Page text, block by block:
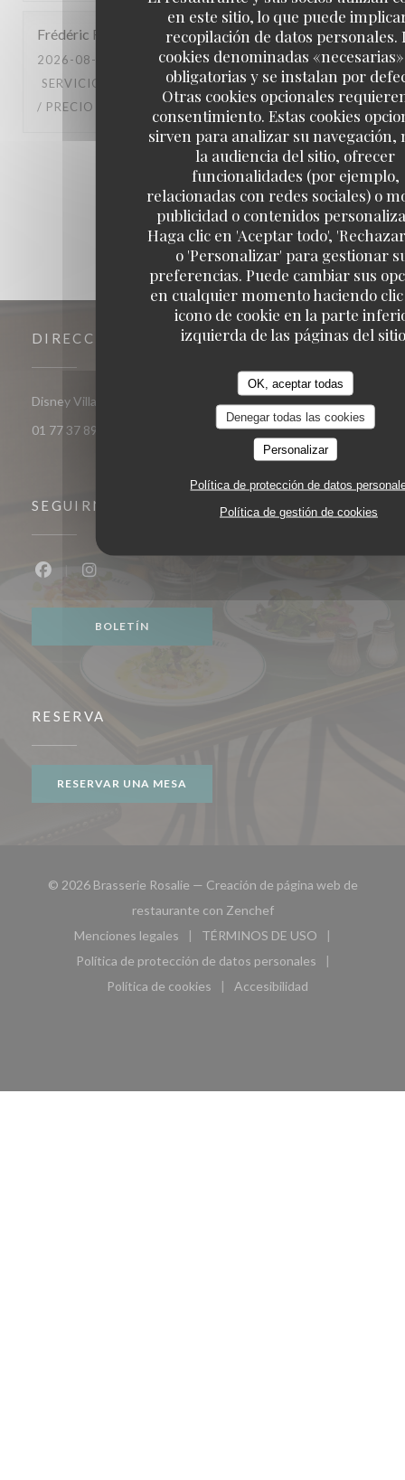
en este sitio, lo que puede
recopilación de datos personales.
cookies denominadas
obligatorias y se instalan por
Otras cookies opcionales
consentimiento. Estas cookies
sirven para analizar su navegación,
la audiencia del sitio, ofrecer
funcionalidades (por ejemplo,
relacionadas con redes sociales) o
publicidad o contenidos
Haga clic en 'Aceptar todo',
o 'Personalizar' para gestionar
preferencias. Puede cambiar sus
en cualquier momento haciendo
icono de cookie en la parte
izquierda de las páginas del
OK, aceptar todas
Denegar todas las cookies
Personalizar
Política de protección de datos
Política de gestión de cookies
Frédéric F
2026-08-04
- 11:30 - INVITADOS 2
SERVICIO
AMBIENTE: 5/5 MENÚ: 5/5 CALIDAD
/ PRECIO
2 3
DIRECCIÓN
Disney Village 77700 Chessy
((abre en una nueva ventana))
01 77 37 89 14
SEGUIRNOS
BOLETÍN
RESERVA
RESERVAR UNA MESA
© 2026 Brasserie Rosalie — Creación de página web de
restaurante con Zenchef((abre en una nueva
Menciones legales
((abre en una nueva ventana))
TÉRMINOS DE USO
((abre en una nueva
Política de protección de datos personales
((abre en una nueva ventana))
Política de cookies
((abre en una nueva ventana))
Accesibilidad